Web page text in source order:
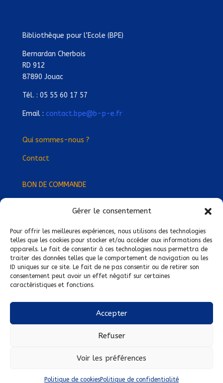
Gérer le consentement
Pour offrir les meilleures expériences, nous utilisons des technologies
telles que les cookies pour stocker et/ou accéder aux informations des
appareils. Le fait de consentir à ces technologies nous permettra de
traiter des données telles que le comportement de navigation ou les
ID uniques sur ce site. Le fait de ne pas consentir ou de retirer son
consentement peut avoir un effet négatif sur certaines
caractéristiques et fonctions.
Accepter
Refuser
Voir les préférences
Politique de cookiesPolitique de confidentialité
Bibliothèque pour l’Ecole (BPE)
Bernardan Cherbois
RD 912
87890 Jouac
Tél. : 05 55 60 17 57
Email : contact.bpe@b-p-e.fr
Qui sommes-nous ?
Contact
BON DE COMMANDE
Devenez Délégué·e Régional·e !
Trouvez-nous près de chez vous !
Mentions légales
Conditions générales de vente
Politique de confidentialité